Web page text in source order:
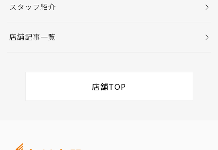
スタッフ紹介
店舗記事一覧
店舗TOP